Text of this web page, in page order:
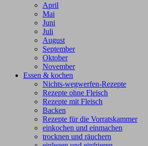
April
Mai
Juni
Juli
August
September
Oktober
November
Essen & kochen
Nichts-wegwerfen-Rezepte
Rezepte ohne Fleisch
Rezepte mit Fleisch
Backen
Rezepte für die Vorratskammer
einkochen und einmachen
trocknen und räuchern